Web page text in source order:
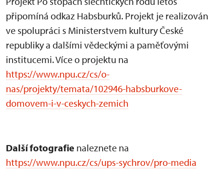
připomíná odkaz Habsburků. Projekt je realizován
ve spolupráci s Ministerstvem kultury České
republiky a dalšími vědeckými a paměťovými
institucemi. Více o projektu na
https://www.npu.cz/cs/o-
nas/projekty/temata/102946-habsburkove-
domovem-i-v-ceskych-zemich
Další fotografie naleznete na
https://www.npu.cz/cs/ups-sychrov/pro-media